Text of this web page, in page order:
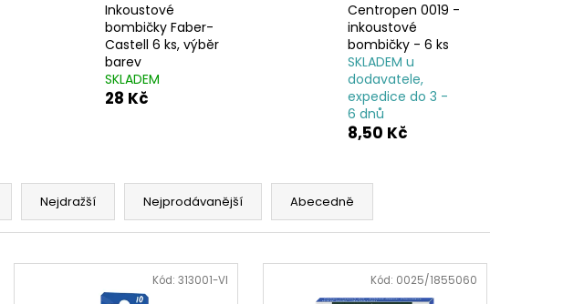
Inkoustové
bombičky Faber-
Castell 6 ks, výběr
barev
SKLADEM
28 Kč
Centropen 0019 -
inkoustové
bombičky - 6 ks
SKLADEM u
dodavatele,
expedice do 3 -
6 dnů
8,50 Kč
Nejdražší Nejprodávanější Abecedně
Kód: 313001-VI Kód: 0025/1855060
NÁHRADNÍ ÚCHYTY K PUZZLE
5,90 Kč